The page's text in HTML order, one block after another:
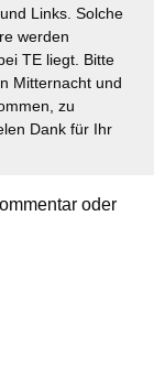
Links. Solche
werden
TE liegt. Bitte
Mitternacht und
zu
Dank für Ihr
oder